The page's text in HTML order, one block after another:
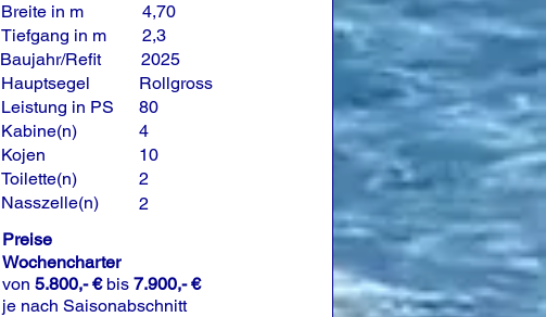
Breite in m
Tiefgang in m
Baujahr/Refit
Hauptsegel
Leistung in PS
Kabine(n)
Kojen
Toilette(n)
Nasszelle(n)
4,70
2,3
2025
Rollgross
80
4
10
2
2
Preise
Wochencharter
von 5.800,- €bis 7.900,- €
je nach Saisonabschnitt